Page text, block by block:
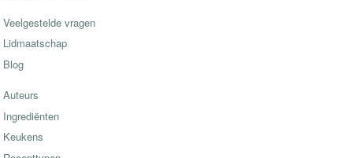
Veelgestelde vragen
Lidmaatschap
Blog
Auteurs
Ingrediënten
Keukens